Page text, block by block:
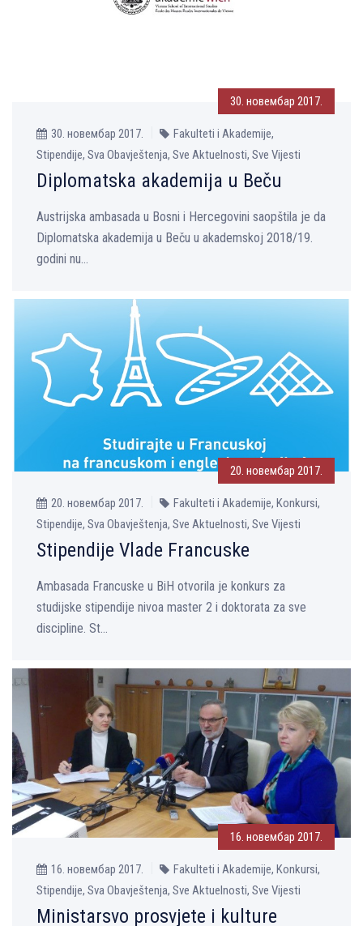
30. новембар 2017.
30. новембар 2017.
Fakulteti i Akademije,
Stipendije, Sva Obavještenja, Sve Aktuelnosti, Sve Vijesti
Diplomatska akademija u Beču
Austrijska ambasada u Bosni i Hercegovini saopštila je da
Diplomatska akademija u Beču u akademskoj 2018/19.
godini nu...
20. новембар 2017.
20. новембар 2017.
Fakulteti i Akademije, Konkursi,
Stipendije, Sva Obavještenja, Sve Aktuelnosti, Sve Vijesti
Stipendije Vlade Francuske
Ambasada Francuske u BiH otvorila je konkurs za
studijske stipendije nivoa master 2 i doktorata za sve
discipline. St...
16. новембар 2017.
16. новембар 2017.
Fakulteti i Akademije, Konkursi,
Stipendije, Sva Obavještenja, Sve Aktuelnosti, Sve Vijesti
Ministarsvo prosvjete i kulture